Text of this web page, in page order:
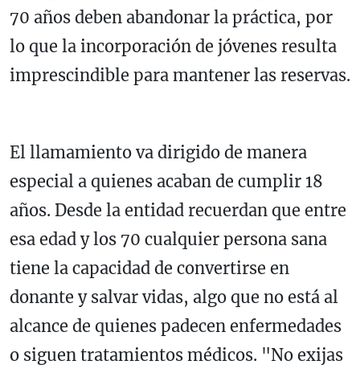
70 años deben abandonar la práctica, por
lo que la incorporación de jóvenes resulta
imprescindible para mantener las reservas.
El llamamiento va dirigido de manera
especial a quienes acaban de cumplir 18
años. Desde la entidad recuerdan que entre
esa edad y los 70 cualquier persona sana
tiene la capacidad de convertirse en
donante y salvar vidas, algo que no está al
alcance de quienes padecen enfermedades
o siguen tratamientos médicos. "No exijas